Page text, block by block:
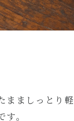
まましっとり
。